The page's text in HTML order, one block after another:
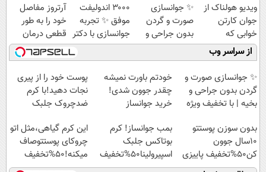
ویدیو هولناک از
جوان کارتن
خوابی که
میلیاردر شد.
آموزش رایگان
✨ جوانسازی
صورت و گردن
بدون جراحی و
بخیه | با تخفیف
ویژه
۳۰۰۰ اندولیفت
موفق ✨ تجربه
جوانسازی با دکتر
مولایی‌فر
آرتروز مفاصل
خود را به طور
قطعی درمان
کنید!
◗پرسش‌نامه◖
از سراسر وب
✨ جوانسازی صورت و
گردن بدون جراحی و
بخیه | با تخفیف ویژه
خودتم باورت نمیشه
چقدر جوون شدی!
خرید جوانساز
ویژه
پوست خود را از پیری
نجات دهید!با کرم
ضدچروک جلبک
بدون سوزن پوستتو
10سال جوون
کن50%تخفیف پاییزی
بمب جوانساز! کرم
بوتاکس جلبک
اسپیرولینا50%تخفیف
این کرم گیاهی،مثل اتو
چروکای پوستتوصاف
میکنه!50%تخفیف